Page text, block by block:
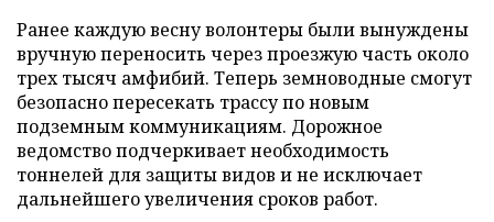
Ранее каждую весну волонтеры были вынуждены
вручную переносить через проезжую часть около
трех тысяч амфибий. Теперь земноводные смогут
безопасно пересекать трассу по новым
подземным коммуникациям. Дорожное
ведомство подчеркивает необходимость
тоннелей для защиты видов и не исключает
дальнейшего увеличения сроков работ.